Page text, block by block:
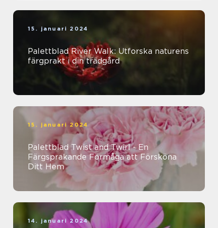
15. januari 2024
Palettblad River Walk: Utforska naturens
färgprakt i din trädgård
15. januari 2024
Palettblad Twist and Twirl - En
Färgsprakande Förmåga att Försköna
Ditt Hem
14. januari 2024